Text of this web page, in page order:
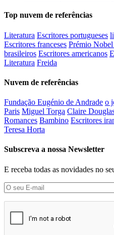
Top nuvem de referências
Literatura Escritores portugueses
Escritores franceses Prémio
brasileiros Escritores americanos
Literatura Freida
Nuvem de referências
Fundação Eugénio de Andrade o
Paris Miguel Torga Claire
Romances Bambino Escritores
Teresa Horta
Subscreva a nossa Newsletter
E receba todas as novidades no